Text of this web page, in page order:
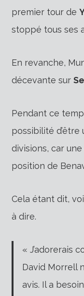
premier tour de
stoppé tous ses
En revanche,
décevante sur
Pendant ce
possibilité
divisions, car
position de
Cela étant dit,
à dire.
« J’adorerais
David Morrell
avis. Il a